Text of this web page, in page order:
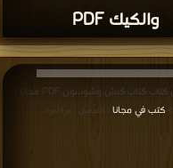
والكيك PDF
قراءة و تحميل كتاب كتاب كيش وشوسون PDF مجانا |
>كتب في مجانا | التحميل : مرة/مرات